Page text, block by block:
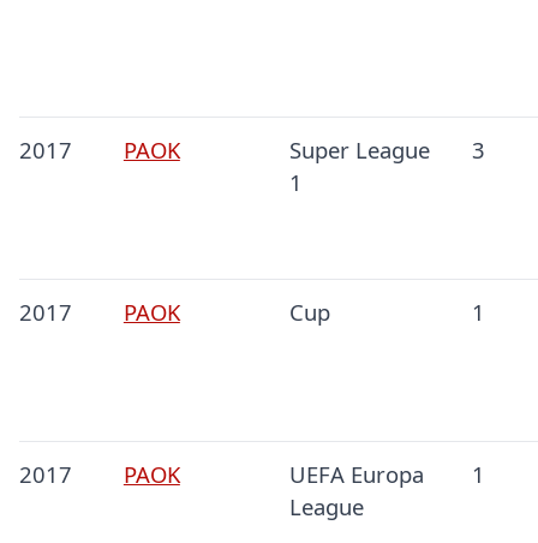
2017 PAOK
Super League
1
3
2017 PAOK Cup 1
2017 PAOK
UEFA Europa
League
1